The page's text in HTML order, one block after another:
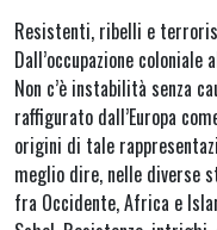
Resistenti, ribelli e
Dall’occupazione
Non c’è instabilità senza
raffigurato dall’Europa
origini di tale
meglio dire, nelle diverse
fra Occidente, Africa e